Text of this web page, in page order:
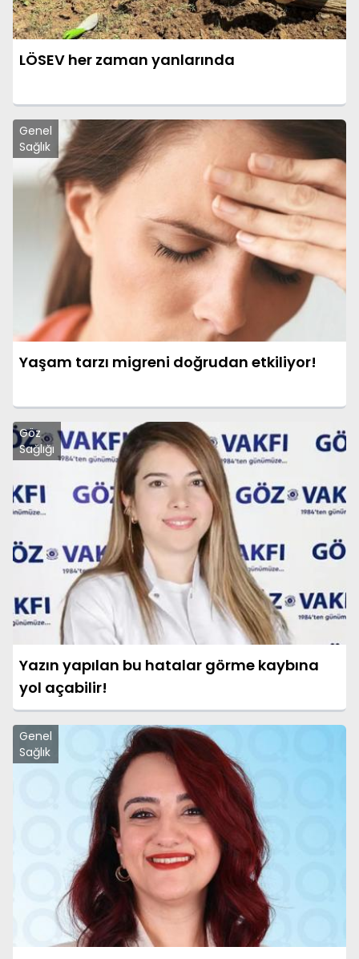
LÖSEV her zaman yanlarında
Genel
Sağlık
Yaşam tarzı migreni doğrudan etkiliyor!
Göz
Sağlığı
Yazın yapılan bu hatalar görme kaybına
yol açabilir!
Genel
Sağlık